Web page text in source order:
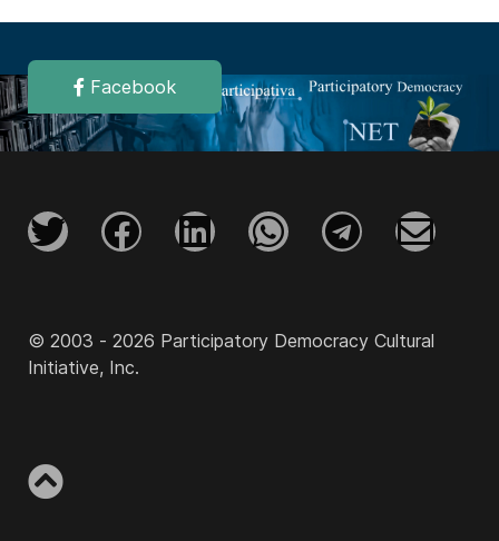
Facebook
© 2003 - 2026 Participatory Democracy Cultural
Initiative, Inc.